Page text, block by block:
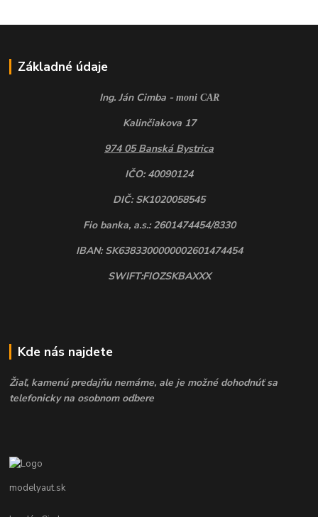
Základné údaje
Ing. Ján Cimba - moni CAR
Kalinčiakova 17
974 05 Banská Bystrica
IČO: 40090124
DIČ: SK1020058545
Fio banka, a.s.: 2601474454/8330
IBAN: SK6383300000002601474454
SWIFT:FIOZSKBAXXX
Kde nás najdete
Žiaľ, kamenú predajňu nemáme, ale je možné dohodnúť sa
telefonicky na osobnom odbere
modelyaut.sk